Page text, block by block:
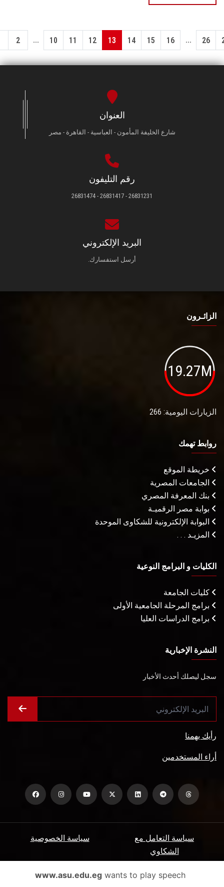
2 ... 10 11 12 13 14 15 16 ... 26
العنوان
شارع الخليفة المأمون - العباسية - القاهرة - مصر
رقم التليفون
26831231 - 26831417 - 26831474
البريد الإلكتروني
أرسل استفسارك.
الزائـرون
19.27M
الزيارات اليومية: 266
روابط تهمك
خريطة الموقع
الجامعات المصرية
بنك المعرفة المصري
بوابة مصر الرقميـة
البوابة الإلكترونية للشكاوى الموحدة
المزيـد . . .
الكليات و البرامج النوعية
كليات الجامعة
برامج المرحلة الجامعية الأولى
برامج الدراسات العليا
النشرة الإخبارية
سجل ليصلك أحدث الأخبار
رأيك يهمنا
أراء المستخدمين
سياسة الخصوصية
سياسة التعامل مع
الشكاوي
الأسئلة الشائعة ميثاق المتعاملين www.asu.edu.egwants to play speech